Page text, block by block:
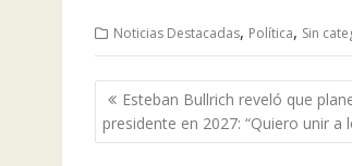
Noticias Destacadas, Política, Sin
Navegación
de
entradas
Esteban Bullrich reveló que
presidente en 2027: “Quiero unir a